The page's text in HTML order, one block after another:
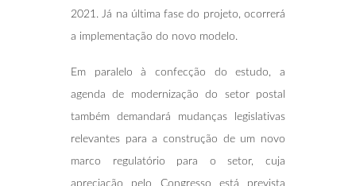
2021. Já na última fase do projeto, ocorrerá
a implementação do novo modelo.
Em paralelo à confecção do estudo, a
agenda de modernização do setor postal
também demandará mudanças legislativas
relevantes para a construção de um novo
marco regulatório para o setor, cuja
apreciação pelo Congresso está prevista